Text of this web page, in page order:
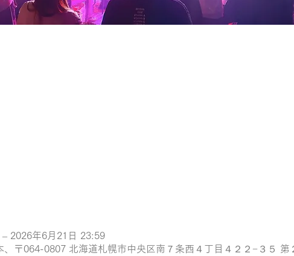
2026年6月21日 23:59
〒064-0807 北海道札幌市中央区南７条西４丁目４２２−３５ 第